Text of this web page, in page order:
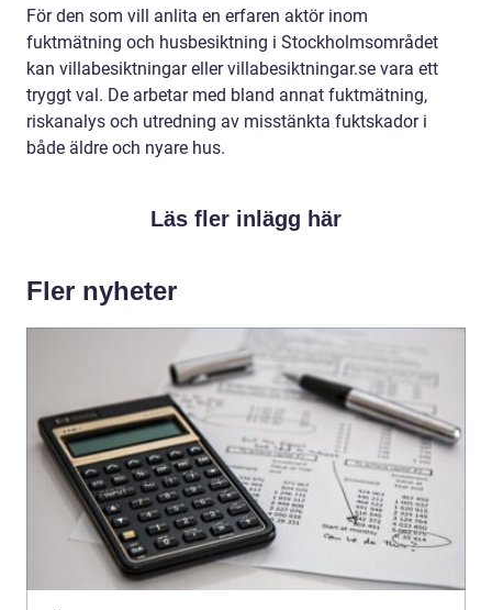
För den som vill anlita en erfaren aktör inom
fuktmätning och husbesiktning i Stockholmsområdet
kan villabesiktningar eller villabesiktningar.se vara ett
tryggt val. De arbetar med bland annat fuktmätning,
riskanalys och utredning av misstänkta fuktskador i
både äldre och nyare hus.
Läs fler inlägg här
Fler nyheter